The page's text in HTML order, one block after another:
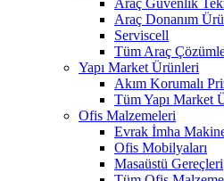
Araç Güvenlik
Araç Donanım
Serviscell
Tüm Araç
Yapı Market Ürünleri
Akım Korumalı
Tüm Yapı Market
Ofis Malzemeleri
Evrak İmha
Ofis Mobilyaları
Masaüstü Gereçleri